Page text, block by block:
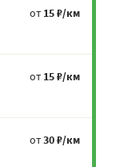
от 15 ₽/км
от 15 ₽/км
от30 ₽/км